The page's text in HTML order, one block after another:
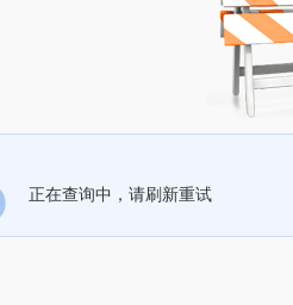
正在查询中，请刷新重试